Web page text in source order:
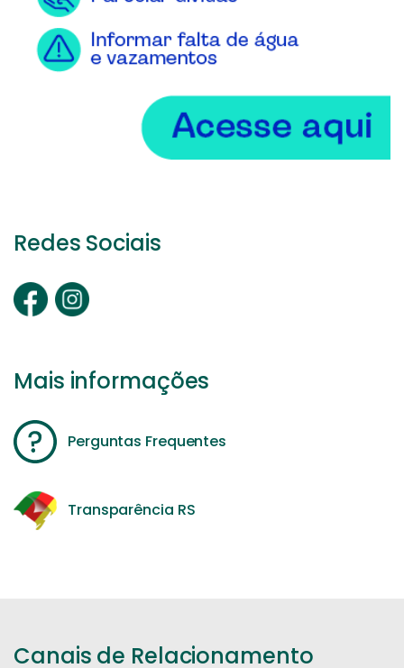
Redes Sociais
Mais informações
Perguntas Frequentes
Transparência RS
Canais de Relacionamento